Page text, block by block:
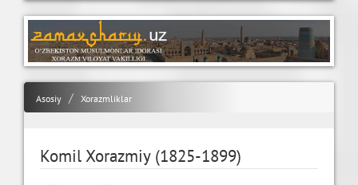
Asosiy Xorazmliklar
Komil Xorazmiy (1825-1899)